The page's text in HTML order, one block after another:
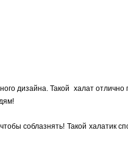
дизайна. Такой халат
соблазнять! Такой халатик